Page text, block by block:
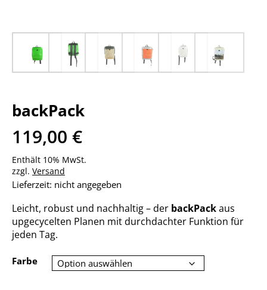
backPack
119,00 €
Enthält 10% MwSt.
zzgl. Versand
Lieferzeit: nicht angegeben
Leicht, robust und nachhaltig – der backPackaus
upgecycelten Planen mit durchdachter Funktion für
jeden Tag.
Farbe